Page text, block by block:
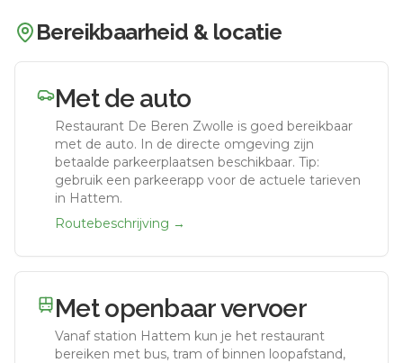
Bereikbaarheid & locatie
Met de auto
Restaurant De Beren Zwolle is goed bereikbaar
met de auto. In de directe omgeving zijn
betaalde parkeerplaatsen beschikbaar. Tip:
gebruik een parkeerapp voor de actuele tarieven
in Hattem.
Routebeschrijving →
Met openbaar vervoer
Vanaf station Hattem kun je het restaurant
bereiken met bus, tram of binnen loopafstand,